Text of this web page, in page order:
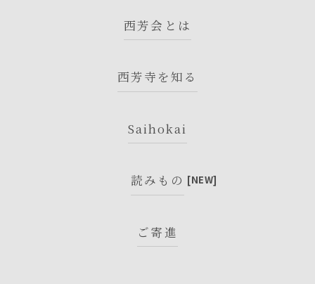
西芳会とは
西芳寺を知る
Saihokai
読みもの
ご寄進